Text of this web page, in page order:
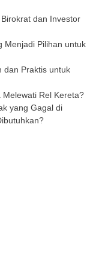
dan Investor
Menjadi Pilihan untuk
dan Praktis untuk
Rel Kereta?
yang Gagal di